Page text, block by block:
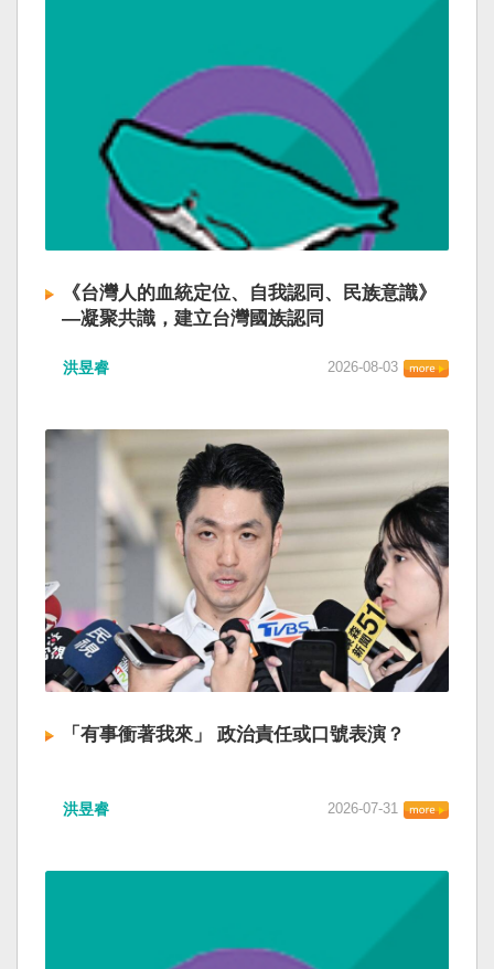
《台灣人的血統定位、自我認同、民族意識》
—凝聚共識，建立台灣國族認同
洪昱睿 2026-08-03
「有事衝著我來」 政治責任或口號表演？
洪昱睿 2026-07-31